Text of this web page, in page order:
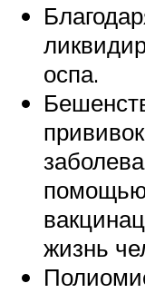
оспа.
жизнь